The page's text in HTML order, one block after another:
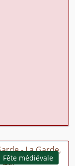
Fête médiévale